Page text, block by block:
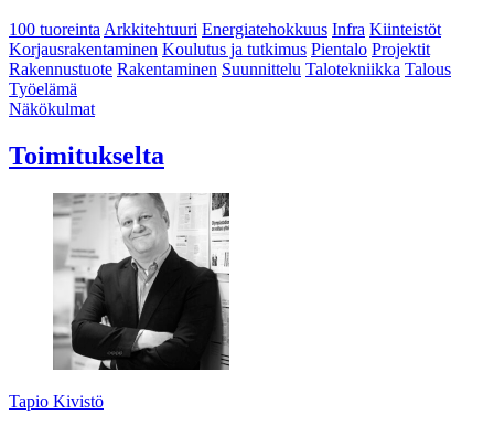
100 tuoreintaArkkitehtuuri Energiatehokkuus Infra Kiinteistöt
Korjausrakentaminen Koulutus ja tutkimus Pientalo Projektit
Rakennustuote Rakentaminen Suunnittelu Talotekniikka Talous
Työelämä
Näkökulmat
Toimitukselta
Tapio Kivistö